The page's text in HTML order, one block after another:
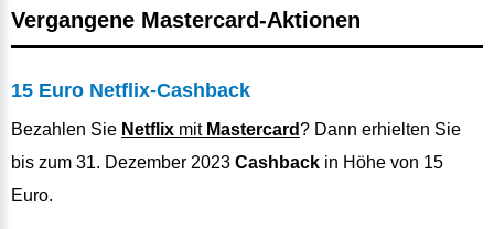
Vergangene Mastercard-Aktionen
15 Euro Netflix-Cashback
Bezahlen Sie Netflix mit Mastercard? Dann erhielten Sie
bis zum 31. Dezember 2023 Cashback in Höhe von 15
Euro.